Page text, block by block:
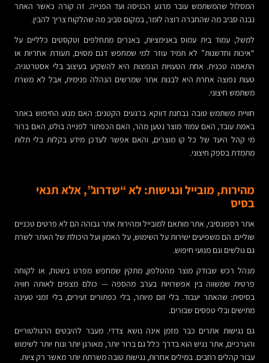
המסלול שהמשתמש עובר מרגע הכניסה ועד הפנייה. זה קורה כאשר האתר
נבנה סביב מה שהחברה רוצה לומר, במקום סביב מה שהלקוח צריך להבין.
למשל, עמוד בית עמוס באנימציות, באנרים מתחלפים וטקסטים כלליים על
“איכות וחדשנות” לא תמיד עוזר למי שמחפש דגם מסוים, תעודת אחריות או
התאמה טכנית. אחת הטעויות הנפוצות היא להשקיע בעיצוב בלי אסטרטגיה.
טעות נפוצה אחרת היא לבנות אתר שמרשים הנהלה פנימית, אבל לא משרת
משתמש חיצוני.
חוויית משתמש טובה נבחנת דווקא ברגעים הקטנים: האם מנוע החיפוש באתר
באמת עובד, האם עמוד מוצר נטען מהר, האם הכפתור לפנייה בולט, האם ברור
מי קהל היעד של כל קו מוצרים, והאם אפשר לעדכן מידע בקלות בלי תלות
מתמדת בספק חיצוני.
מהירות, מובייל ונגישות: לא “שדרוג”, אלא תנאי
בסיס
אתר רספונסיבי, אתר מותאם למובייל ומהירות אתר גבוהה הם לא פרטים טכניים
שוליים. הם משפיעים ישירות על השימוש, על האמון ועל היכולת של האתר לשרת
גם גולשים וגם מנועי חיפוש.
מנהל רכש שבודק מוצר מהטלפון, מתקין שמחפש מפרט בשטח, או לקוחה
פרטית שמשווה בין אפשרויות בערב מהספה — כולם מצפים לאותה חוויה
בסיסית: שהאתר יעבוד. בלי זום מיותר, בלי כפתורים זעירים, בלי זמני טעינה
מתישים ובלי טפסים שבורים.
גם נגישות אתרים כבר מזמן אינה נושא צדדי. מעבר להיבטים הרגולטוריים
והערכיים, אתר נגיש הוא בדרך כלל גם ברור יותר, מאורגן יותר ונוח יותר לשימוש
עבור קהלים רחבים. במילים אחרות, נגישות טובה משרתת יותר מאשר רק ציות.